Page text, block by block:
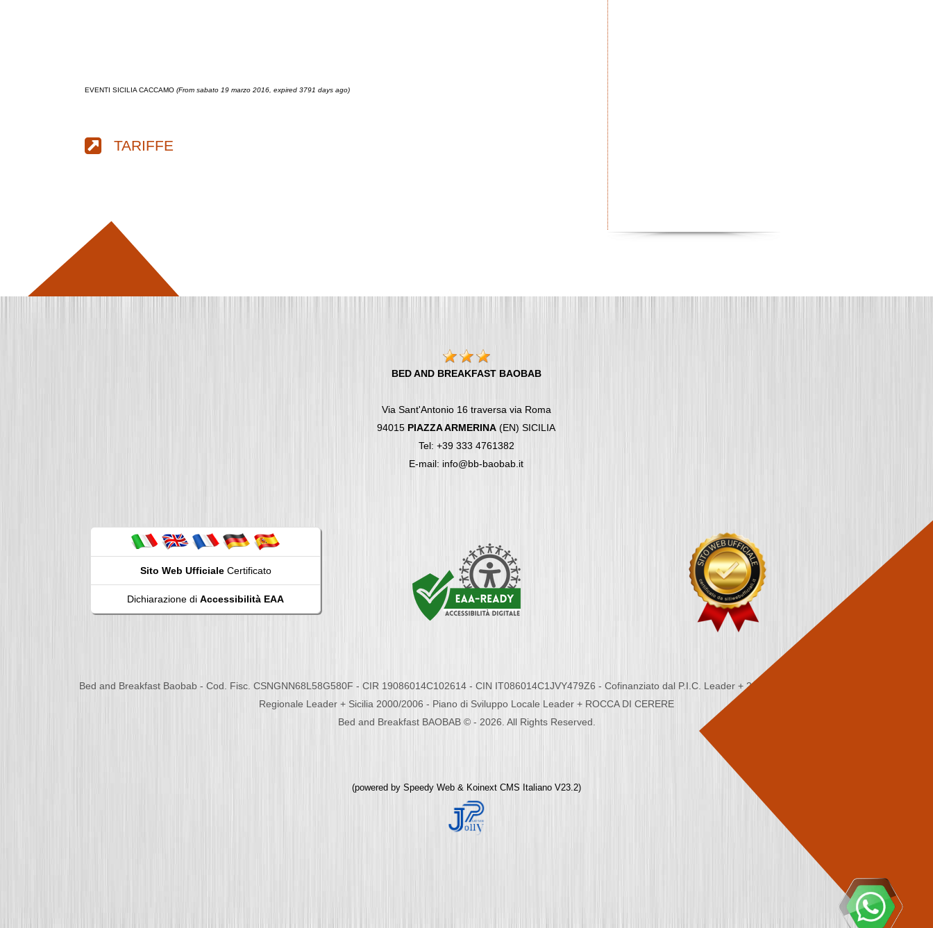
EVENTI SICILIA CACCAMO (From sabato 19 marzo 2016, expired 3791 days ago)
TARIFFE
BED AND BREAKFAST BAOBAB
Via Sant'Antonio 16 traversa via Roma
94015 PIAZZA ARMERINA (EN) SICILIA
Tel: +39 333 4761382
E-mail: info@bb-baobab.it
Sito Web UfficialeCertificato
Dichiarazione di Accessibilità EAA
Bed and Breakfast Baobab - Cod. Fisc. CSNGNN68L58G580F - CIR 19086014C102614 - CIN IT086014C1JVY479Z6 - Cofinanziato dal P.I.C. Leader + 2000/2006 - Programma
Regionale Leader + Sicilia 2000/2006 - Piano di Sviluppo Locale Leader + ROCCA DI CERERE
Bed and Breakfast BAOBAB © - 2026. All Rights Reserved.
(powered by Speedy Web & Koinext CMS Italiano V23.2)